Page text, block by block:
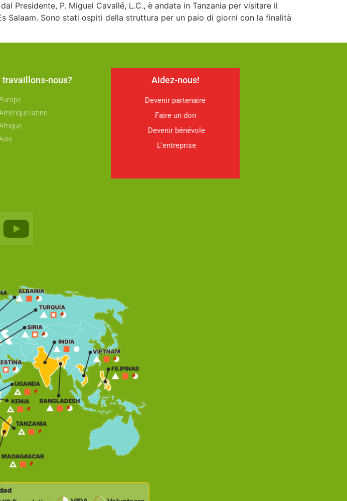
Presidente, P. Miguel Cavallé, L.C., è andata in Tanzania per visitare il
Salaam. Sono stati ospiti della struttura per un paio di giorni con la finalità
travaillons-nous?
latine
Aidez-nous!
Devenir partenaire
Faire un don
Devenir bénévole
L'entreprise